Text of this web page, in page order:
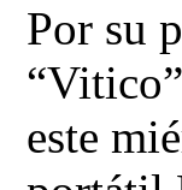
Por su
este